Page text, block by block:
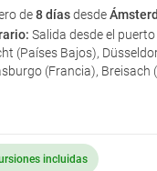
de8 díasdesde
Salida desde el
(Países Bajos),
(Francia), Breisach
incluidas